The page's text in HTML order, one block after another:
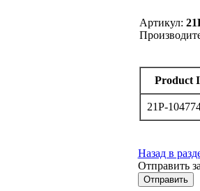
Артикул:
Product
21P-
Назад в
Отправить